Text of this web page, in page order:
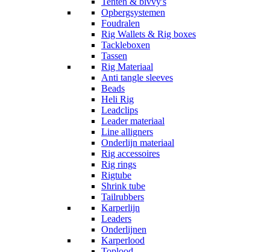
Opbergsystemen
Foudralen
Rig Wallets & Rig boxes
Tackleboxen
Tassen
Rig Materiaal
Anti tangle sleeves
Beads
Heli Rig
Leadclips
Leader materiaal
Line alligners
Onderlijn materiaal
Rig accessoires
Rig rings
Rigtube
Shrink tube
Tailrubbers
Karperlijn
Leaders
Onderlijnen
Karperlood